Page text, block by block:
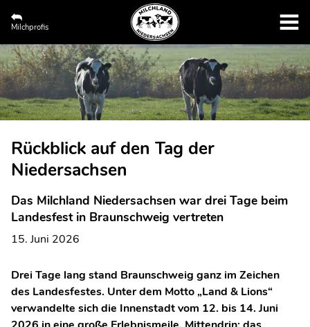
Milchprofis
Rückblick auf den Tag der
Niedersachsen
Das Milchland Niedersachsen war drei Tage beim
Landesfest in Braunschweig vertreten
15. Juni 2026
Drei Tage lang stand Braunschweig ganz im Zeichen
des Landesfestes. Unter dem Motto „Land & Lions“
verwandelte sich die Innenstadt vom 12. bis 14. Juni